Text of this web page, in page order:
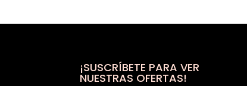
desde
26,39€
¡SUSCRÍBETE PARA VER
NUESTRAS OFERTAS!